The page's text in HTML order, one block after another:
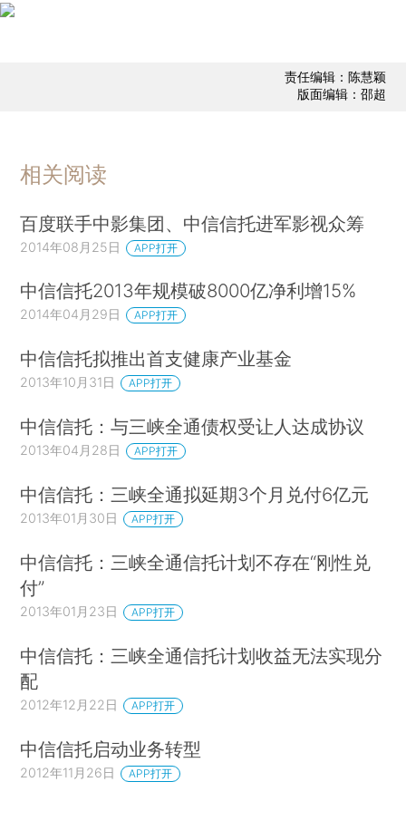
责任编辑：陈慧颖
版面编辑：邵超
相关阅读
百度联手中影集团、中信信托进军影视众筹
2014年08月25日 APP打开
中信信托2013年规模破8000亿净利增15%
2014年04月29日 APP打开
中信信托拟推出首支健康产业基金
2013年10月31日 APP打开
中信信托：与三峡全通债权受让人达成协议
2013年04月28日 APP打开
中信信托：三峡全通拟延期3个月兑付6亿元
2013年01月30日 APP打开
中信信托：三峡全通信托计划不存在“刚性兑
付”
2013年01月23日 APP打开
中信信托：三峡全通信托计划收益无法实现分
配
2012年12月22日 APP打开
中信信托启动业务转型
2012年11月26日 APP打开